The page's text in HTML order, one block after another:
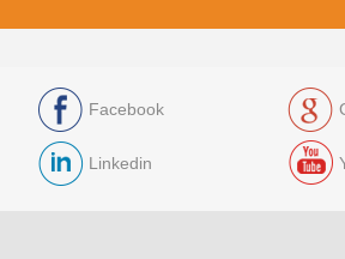
Facebook
Linkedin